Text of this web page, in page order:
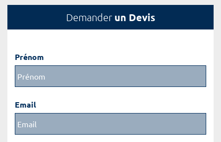
Demander un Devis
Prénom
Email